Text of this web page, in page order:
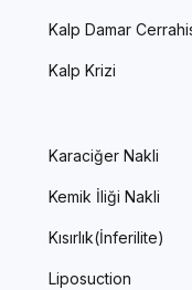
Kalp Damar
Kalp Krizi
Karaciğer Nakli
Kemik İliği Nakli
Kısırlık(İnferilite)
Liposuction